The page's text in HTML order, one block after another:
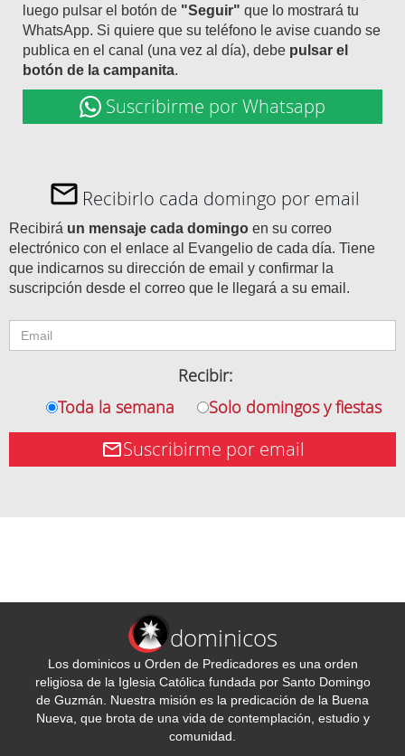
luego pulsar el botón de "Seguir" que lo mostrará tu
WhatsApp. Si quiere que su teléfono le avise cuando se
publica en el canal (una vez al día), debe pulsar el
botón de la campanita.
Suscribirme por Whatsapp
Recibirlo cada domingo por email
Recibirá un mensaje cada domingo en su correo
electrónico con el enlace al Evangelio de cada día. Tiene
que indicarnos su dirección de email y confirmar la
suscripción desde el correo que le llegará a su email.
Recibir:
Toda la semana
Solo domingos y fiestas
Suscribirme por email
dominicos
Los dominicos u Orden de Predicadores es una orden
religiosa de la Iglesia Católica fundada por Santo Domingo
de Guzmán. Nuestra misión es la predicación de la Buena
Nueva, que brota de una vida de contemplación, estudio y
comunidad.